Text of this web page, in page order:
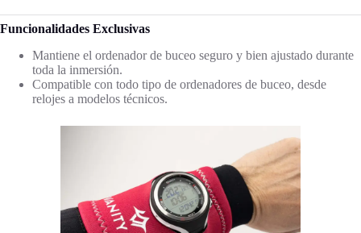
Funcionalidades Exclusivas
Mantiene el ordenador de buceo seguro y bien ajustado durante
toda la inmersión.
Compatible con todo tipo de ordenadores de buceo, desde
relojes a modelos técnicos.